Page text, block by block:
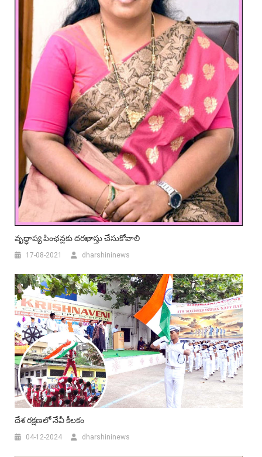
వృద్ధాప్య పింఛన్లకు దరఖాస్తు చేసుకోవాలి
17-08-2021 dharshininews
దేశ రక్షణలో నేవీ కీలకం
04-12-2024 dharshininews